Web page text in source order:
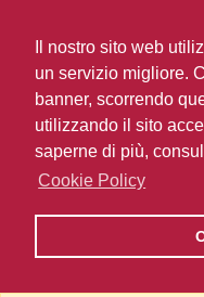
Il nostro sito web
un servizio migliore.
banner, scorrendo
utilizzando il sito
saperne di più,
Cookie Policy